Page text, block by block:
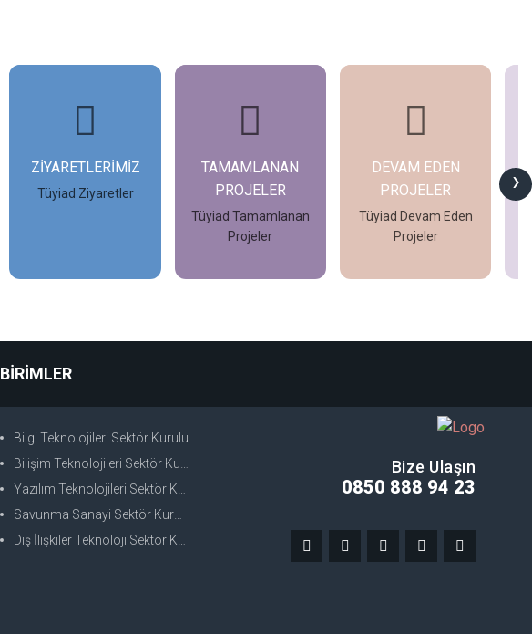
›
ZİYARETLERİMİZ
Tüyiad Ziyaretler
TAMAMLANAN
PROJELER
Tüyiad Tamamlanan
Projeler
İncele
DEVAM EDEN
PROJELER
Tüyiad Devam Eden
Projeler
İncele
BİRİMLER
Bilgi Teknolojileri Sektör Kurulu
Bilişim Teknolojileri Sektör Kurulu
Yazılım Teknolojileri Sektör Kurulu
Savunma Sanayi Sektör Kurulu
Dış İlişkiler Teknoloji Sektör Kurulu
Bize Ulaşın
0850 888 94 23